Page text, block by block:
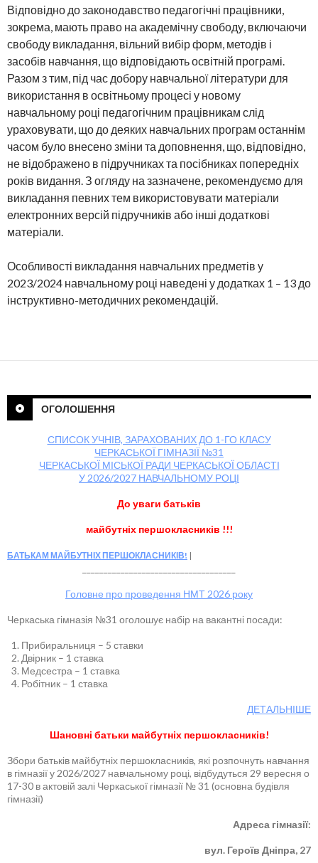
Відповідно до законодавство педагогічні працівники,
зокрема, мають право на академічну свободу, включаючи
свободу викладання, вільний вибір форм, методів і
засобів навчання, що відповідають освітній програмі.
Разом з тим, під час добору навчальної літератури для
використання в освітньому процесі у новому
навчальному році педагогічним працівникам слід
ураховувати, що до деяких навчальних програм останнім
часом було внесено зміни та доповнення, що, відповідно,
не відображено в підручниках та посібниках попередніх
років видання. З огляду на зазначене, рекомендуємо для
викладання певних тем використовувати матеріали
електронних версій підручників або інші додаткові
матеріали.
Особливості викладання навчальних предметів у
2023/2024 навчальному році наведені у додатках 1 – 13 до
інструктивно-методичних рекомендацій.
ОГОЛОШЕННЯ
СПИСОК УЧНІВ, ЗАРАХОВАНИХ ДО 1-ГО КЛАСУ
ЧЕРКАСЬКОЇ ГІМНАЗІЇ №31
ЧЕРКАСЬКОЇ МІСЬКОЇ РАДИ ЧЕРКАСЬКОЇ ОБЛАСТІ
У 2026/2027 НАВЧАЛЬНОМУ РОЦІ
До уваги батьків
майбутніх першокласників !!!
БАТЬКАМ МАЙБУТНІХ ПЕРШОКЛАСНИКІВ!
Головне про проведення НМТ 2026 року
Черкаська гімназія №31 оголошує набір на вакантні посади:
Прибиральниця – 5 ставки
Двірник – 1 ставка
Медсестра – 1 ставка
Робітник – 1 ставка
ДЕТАЛЬНІШЕ
Шановні батьки майбутніх першокласників!
Збори батьків майбутніх першокласників, які розпочнуть навчання
в гімназії у 2026/2027 навчальному році, відбудуться 29 вересня о
17-30 в актовій залі Черкаської гімназії № 31 (основна будівля
гімназії)
Адреса гімназії:
вул. Героїв Дніпра, 27